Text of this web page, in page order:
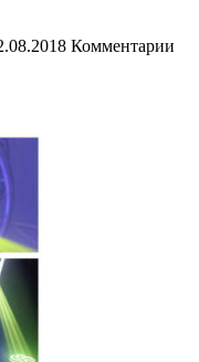
Комментарии